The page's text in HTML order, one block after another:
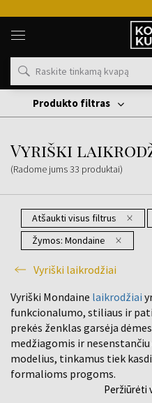
kvepalai
vienoje
Laikrodis Vyriški
Vyriški
(Radome jums33 produktai)
Atšaukti visus filtrus
Žymos: Mondaine
Vyriški laikrodžiai
Produkto filtras
Vyriški Mondaine laikrodžiai
funkcionalumo, stiliaus ir
prekės ženklas garsėja
medžiagomis ir
modelius, tinkamus tiek
formalioms progoms.
Peržiūrėti